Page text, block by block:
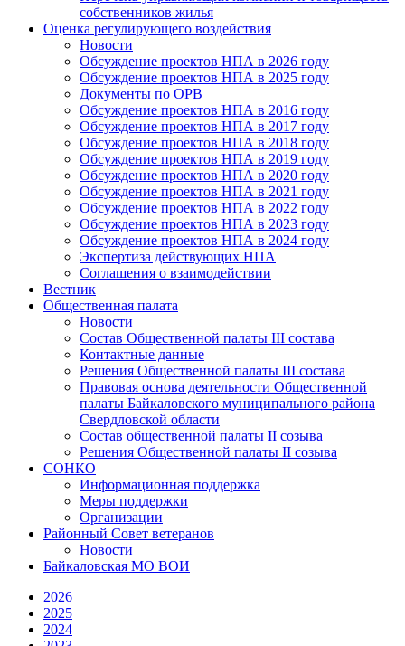
собственников жилья
Оценка регулирующего воздействия
Новости
Обсуждение проектов НПА в 2026 году
Обсуждение проектов НПА в 2025 году
Документы по ОРВ
Обсуждение проектов НПА в 2016 году
Обсуждение проектов НПА в 2017 году
Обсуждение проектов НПА в 2018 году
Обсуждение проектов НПА в 2019 году
Обсуждение проектов НПА в 2020 году
Обсуждение проектов НПА в 2021 году
Обсуждение проектов НПА в 2022 году
Обсуждение проектов НПА в 2023 году
Обсуждение проектов НПА в 2024 году
Экспертиза действующих НПА
Соглашения о взаимодействии
Вестник
Общественная палата
Новости
Состав Общественной палаты III состава
Контактные данные
Решения Общественной палаты III состава
Правовая основа деятельности Общественной
палаты Байкаловского муниципального района
Свердловской области
Состав общественной палаты II созыва
Решения Общественной палаты II созыва
СОНКО
Информационная поддержка
Меры поддержки
Организации
Районный Совет ветеранов
Новости
Байкаловская МО ВОИ
2026
2025
2024